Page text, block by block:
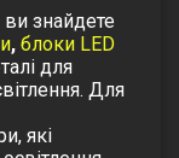
знайдете
, блоки LED
для
Для
, які